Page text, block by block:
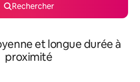
Rechercher
et longue durée à
proximité